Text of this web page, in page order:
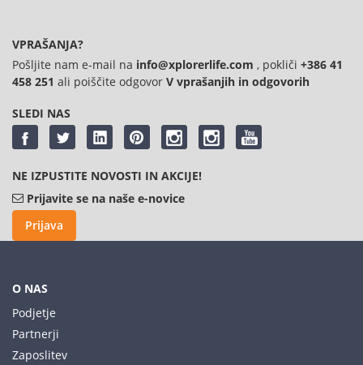
VPRAŠANJA?
Pošljite nam e-mail na info@xplorerlife.com , pokliči +386 41
458 251 ali poiščite odgovor V vprašanjih in odgovorih
SLEDI NAS
NE IZPUSTITE NOVOSTI IN AKCIJE!
Prijavite se na naše e-novice
Prijava
O NAS
Podjetje
Partnerji
Zaposlitev